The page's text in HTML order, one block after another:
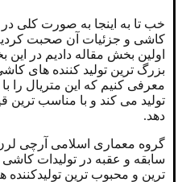
خب تا به اینجا به صورت کلی
کاشی و جزئیات آن صحبت
اولین بخش مقاله دادیم در
بزرگ ترین تولید کننده های
معرفی کنیم که این متریال را
تولید می کند و با مناسب
دهد.
سابقه و عقبه در تولیدات
ترین و محبوب ترین تولیدکننده